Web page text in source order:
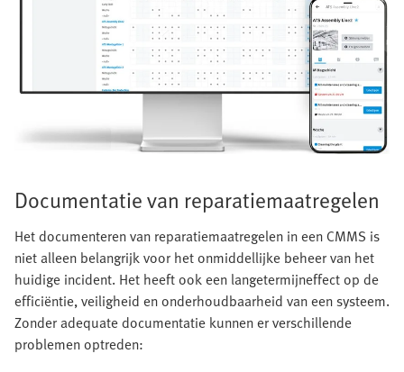
Documentatie van reparatiemaatregelen
Het documenteren van reparatiemaatregelen in een CMMS is
niet alleen belangrijk voor het onmiddellijke beheer van het
huidige incident. Het heeft ook een langetermijneffect op de
efficiëntie, veiligheid en onderhoudbaarheid van een systeem.
Zonder adequate documentatie kunnen er verschillende
problemen optreden: